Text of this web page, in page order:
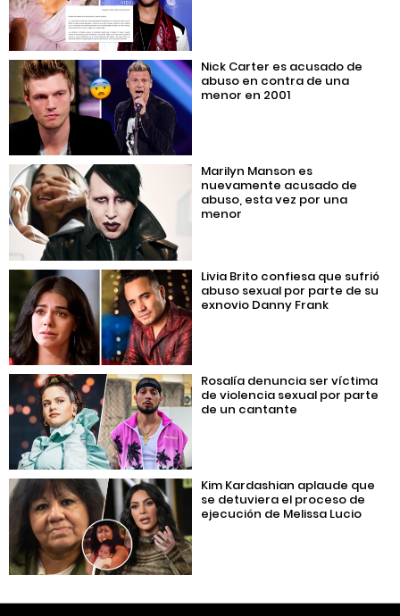
Nick Carter es acusado de
abuso en contra de una
menor en 2001
Marilyn Manson es
nuevamente acusado de
abuso, esta vez por una
menor
Livia Brito confiesa que sufrió
abuso sexual por parte de su
exnovio Danny Frank
Rosalía denuncia ser víctima
de violencia sexual por parte
de un cantante
Kim Kardashian aplaude que
se detuviera el proceso de
ejecución de Melissa Lucio